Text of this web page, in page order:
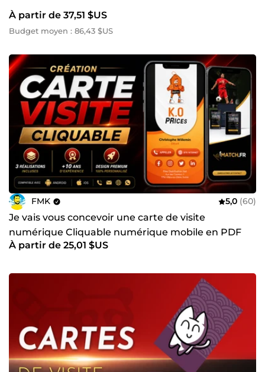
À partir de 37,51 $US
Budget moyen : 86,43 $US
FMK 5,0 (60)
Je vais vous concevoir une carte de visite
numérique Cliquable numérique mobile en PDF
À partir de 25,01 $US